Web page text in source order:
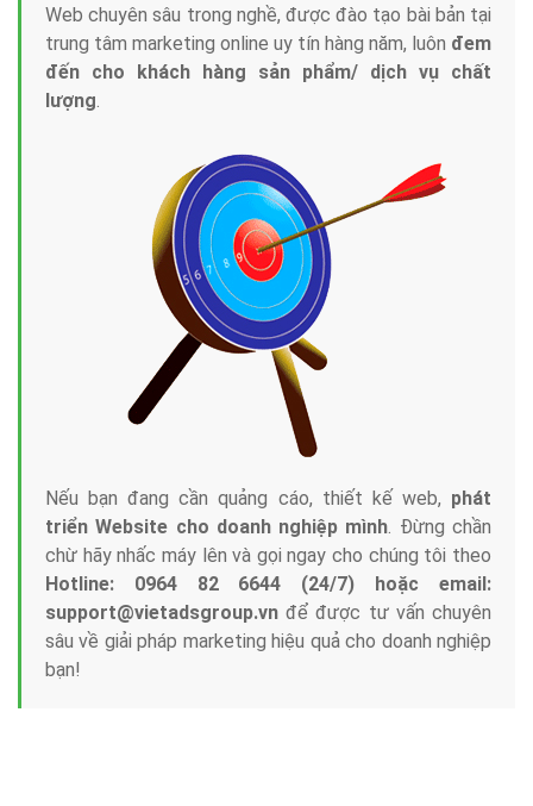
Web chuyên sâu trong nghề, được đào tạo bài bản tại
trung tâm marketing online uy tín hàng năm, luôn đem
đến cho khách hàng sản phẩm/ dịch vụ chất
lượng.
Nếu bạn đang cần quảng cáo, thiết kế web, phát
triển Website cho doanh nghiệp mình. Đừng chần
chừ hãy nhấc máy lên và gọi ngay cho chúng tôi theo
Hotline: 0964 82 6644 (24/7) hoặc email:
support@vietadsgroup.vn để được tư vấn chuyên
sâu về giải pháp marketing hiệu quả cho doanh nghiệp
bạn!